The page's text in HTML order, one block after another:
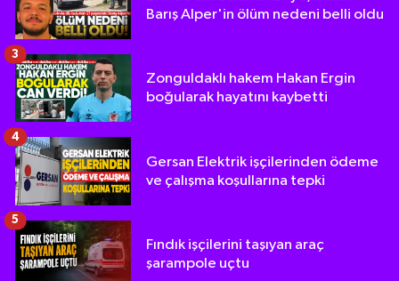
Barış Alper'in ölüm nedeni belli oldu
Zonguldaklı hakem Hakan Ergin
boğularak hayatını kaybetti
3
Gersan Elektrik işçilerinden ödeme
ve çalışma koşullarına tepki
4
Fındık işçilerini taşıyan araç
şarampole uçtu
5